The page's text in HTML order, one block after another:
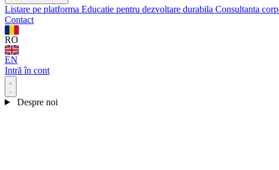
Listare pe platforma Educatie pentru dezvoltare durabila Consultanta
Contact
RO
EN
Intră în cont
Despre noi